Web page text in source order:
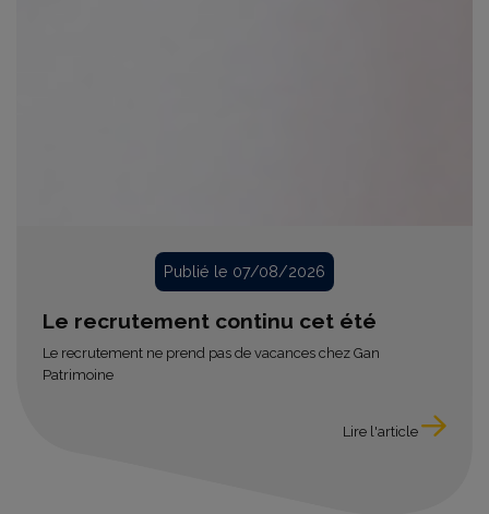
Publié le 07/08/2026
Le recrutement continu cet été
Le recrutement ne prend pas de vacances chez Gan
Patrimoine
Lire l'article